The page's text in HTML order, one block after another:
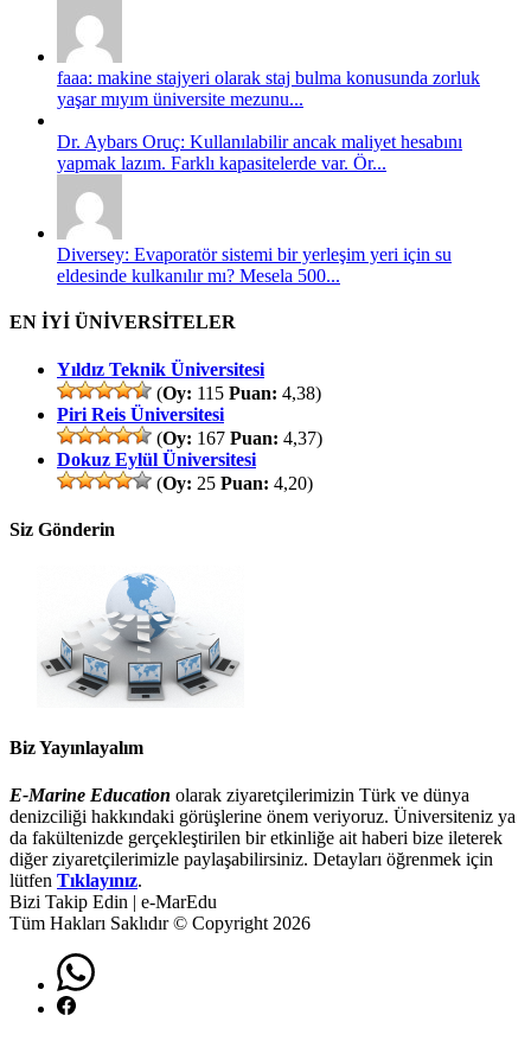
faaa: makine stajyeri olarak staj bulma konusunda zorluk
yaşar mıyım üniversite mezunu...
Dr. Aybars Oruç: Kullanılabilir ancak maliyet hesabını
yapmak lazım. Farklı kapasitelerde var. Ör...
Diversey: Evaporatör sistemi bir yerleşim yeri için su
eldesinde kulkanılır mı? Mesela 500...
EN İYİ ÜNİVERSİTELER
Yıldız Teknik Üniversitesi
(Oy: 115 Puan: 4,38)
Piri Reis Üniversitesi
(Oy: 167 Puan: 4,37)
Dokuz Eylül Üniversitesi
(Oy: 25 Puan: 4,20)
Siz Gönderin
Biz Yayınlayalım
E-Marine Education olarak ziyaretçilerimizin Türk ve dünya
denizciliği hakkındaki görüşlerine önem veriyoruz. Üniversiteniz ya
da fakültenizde gerçekleştirilen bir etkinliğe ait haberi bize ileterek
diğer ziyaretçilerimizle paylaşabilirsiniz. Detayları öğrenmek için
lütfen Tıklayınız.
Bizi Takip Edin | e-MarEdu
Tüm Hakları Saklıdır © Copyright 2026